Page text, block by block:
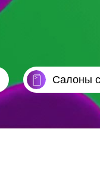
Cалоны